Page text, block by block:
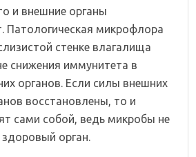
и внешние органы
Патологическая микрофлора
стенке влагалища
снижения иммунитета в
органов. Если силы внешних
восстановлены, то и
сами собой, ведь микробы не
орган.